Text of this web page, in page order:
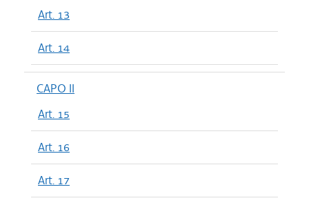
Art. 13
Art. 14
CAPO II
Art. 15
Art. 16
Art. 17